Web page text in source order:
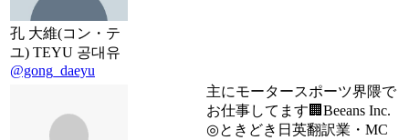
孔 大維(コン・テ
ユ) TEYU 공대유
@gong_daeyu
主にモータースポーツ界隈で
お仕事してます🏢Beeans Inc.
◎ときどき日英翻訳業・MC